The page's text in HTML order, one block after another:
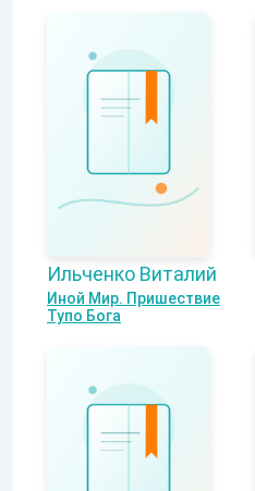
Ильченко Виталий
Иной Мир. Пришествие
Тупо Бога